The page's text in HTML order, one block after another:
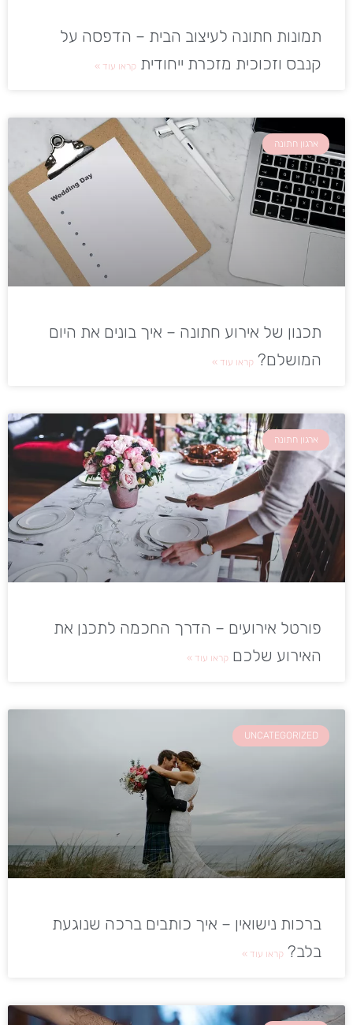
תמונות חתונה לעיצוב הבית – הדפסה על
קנבס וזכוכית מזכרת ייחודית קראו עוד »
ארגון חתונה
תכנון של אירוע חתונה – איך בונים את היום
המושלם? קראו עוד »
ארגון חתונה
פורטל אירועים – הדרך החכמה לתכנן את
האירוע שלכם קראו עוד »
UNCATEGORIZED
ברכות נישואין – איך כותבים ברכה שנוגעת
בלב? קראו עוד »